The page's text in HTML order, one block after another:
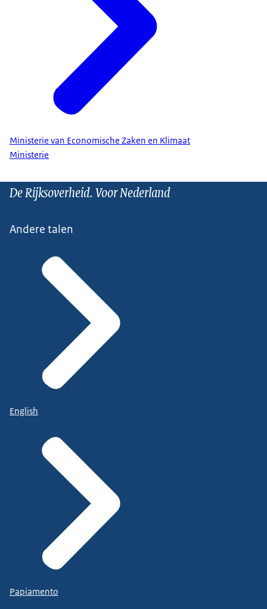
Ministerie van Economische Zaken en Klimaat
Ministerie
De Rijksoverheid. Voor Nederland
Andere talen
English
Papiamento